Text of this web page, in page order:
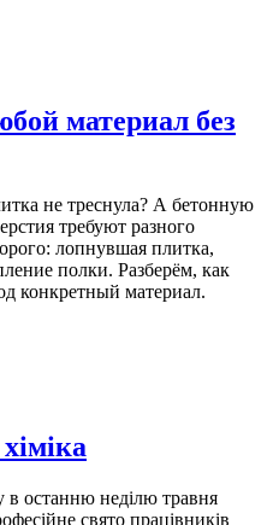
материал без
не треснула? А бетонную
требуют разного
лопнувшая плитка,
полки. Разберём, как
конкретный материал.
в останню неділю травня
свято працівників